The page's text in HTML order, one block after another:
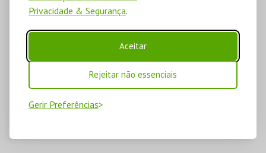
Privacidade & Segurança.
Aceitar
Rejeitar não essenciais
Gerir Preferências